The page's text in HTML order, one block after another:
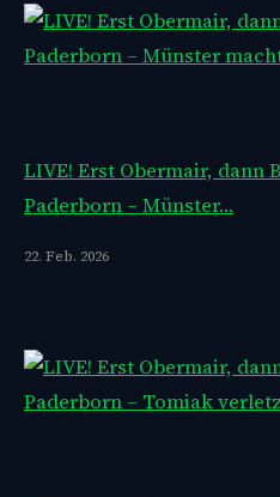
LIVE! Erst Obermair, dann
Paderborn – Münster…
22. Feb. 2026